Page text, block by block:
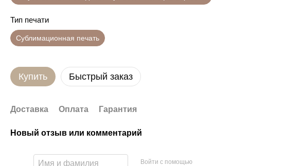
Тип печати
Сублимационная печать
Купить Быстрый заказ
Доставка Оплата Гарантия
Новый отзыв или комментарий
Войти с помощью